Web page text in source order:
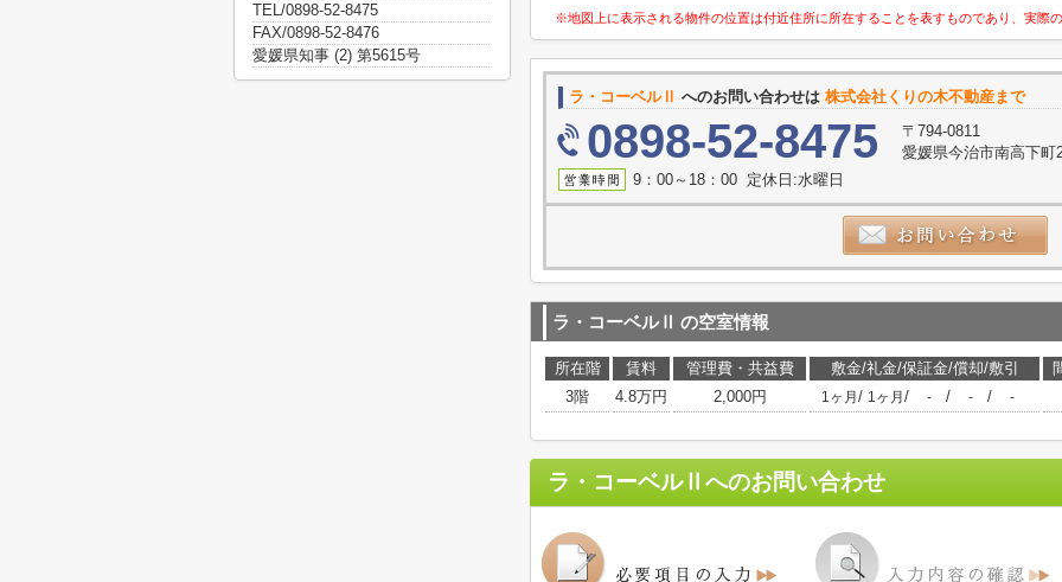
※地図上に表示される物件の位置は付近住所に所在することを表すものであり、実際
ラ・コーベルⅡ へのお問い合わせは 株式会社くりの木不動産まで
0898-52-8475
〒794-0811
愛媛県今治市南高下町
9：00～18：00 定休日:水曜日
ラ・コーベルⅡ の空室情報
所在階 賃料 管理費・共益費 敷金/礼金/保証金/償却/敷引
3階
4.8万円 2,000円 1ヶ月 / 1ヶ月 / - / - / -
ラ・コーベルⅡ へのお問い合わせ
TEL/0898-52-8475
FAX/0898-52-8476
愛媛県知事 (2) 第5615号